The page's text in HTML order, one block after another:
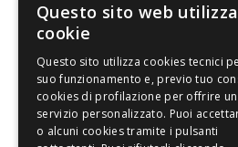
FACEBOOK
Questo sito web utilizza
cookie